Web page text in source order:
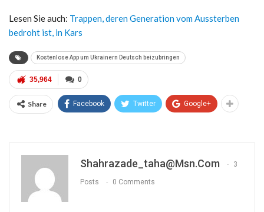
Lesen Sie auch: Trappen, deren Generation vom Aussterben
bedroht ist, in Kars
Kostenlose App um Ukrainern Deutsch beizubringen
0
35,964
Share Facebook Twitter Google+
Shahrazade_taha@msn.com 3
Posts 0 Comments